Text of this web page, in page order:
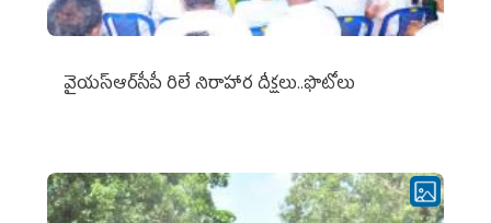
వైయ‌స్ఆర్‌సీపీ రిలే నిరాహార దీక్షలు..ఫొటోలు